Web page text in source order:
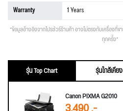
Warranty 1 Years
*ข้อมูลอ้างอิงจากโปรชัวร์ร้านค้า อาจไม่ตรงกับเครื่อง
ทุกครั้ง*
รุ่น Top Chart รุ่นใกล้เคียง
Canon PIXMA G2010